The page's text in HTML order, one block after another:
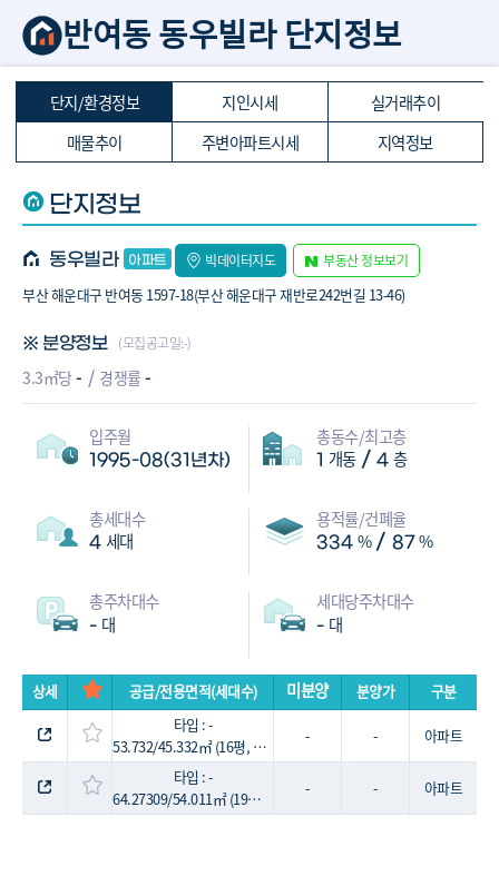
반여동 동우빌라 단지정보
단지/환경정보 지인시세
실거래추이
매물추이
주변아파트시세 지역정보
단지정보
동우빌라 빅데이터지도 부동산 정보보기
부산 해운대구 반여동 1597-18(부산 해운대구 재반로242번길 13-46)
※ 분양정보 (모집공고일:-)
3.3㎡당- 경쟁률 -
입주월
1995-08(31년차)
총동수/최고층
1 개동 / 4 층
총세대수
4 세대
용적률/건폐율
334 % / 87%
총주차대수
- 대
세대당주차대수
- 대
상세 공급/전용면적(세대수) 미분양 분양가
구분
타입 : -
53.732/45.332㎡ (16평, 3세대)
- -
아파트
타입 : -
64.27309/54.011㎡ (19평, 1세대)
- - 아파트